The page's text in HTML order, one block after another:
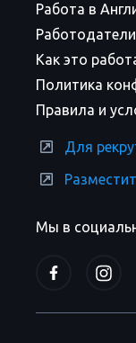
Мы в
Работа в
Работодатели
Как это
Политика
Правила и
Для